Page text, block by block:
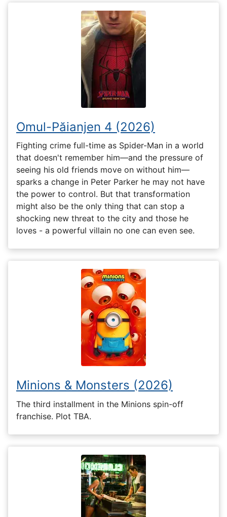
Omul-Păianjen 4 (2026)
Fighting crime full-time as Spider-Man in a world
that doesn't remember him—and the pressure of
seeing his old friends move on without him—
sparks a change in Peter Parker he may not have
the power to control. But that transformation
might also be the only thing that can stop a
shocking new threat to the city and those he
loves - a powerful villain no one can even see.
Minions & Monsters (2026)
The third installment in the Minions spin-off
franchise. Plot TBA.